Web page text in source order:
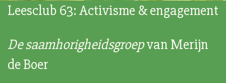
Leesclub 63: Activisme & engagement
De saamhorigheidsgroepvan Merijn
de Boer